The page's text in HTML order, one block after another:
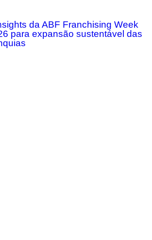
da ABF Franchising Week
para expansão sustentável das